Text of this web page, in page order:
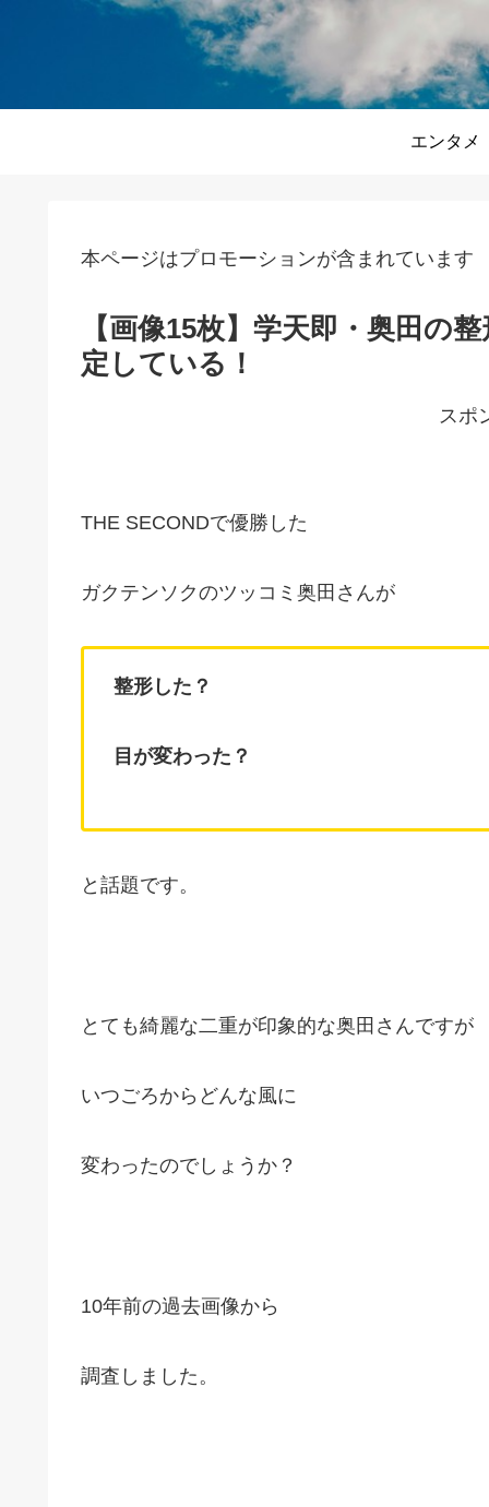
エンタメ
本ページはプロモーションが含まれています
【画像15枚】学天即・奥田の
定している！
スポ
THE SECONDで優勝した
ガクテンソクのツッコミ奥田さんが
整形した？
目が変わった？
と話題です。
とても綺麗な二重が印象的な奥田さんですが
いつごろからどんな風に
変わったのでしょうか？
10年前の過去画像から
調査しました。